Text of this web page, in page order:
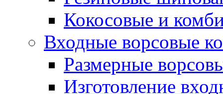
Кокосовые и
Входные ворсовые
Размерные
Изготовление